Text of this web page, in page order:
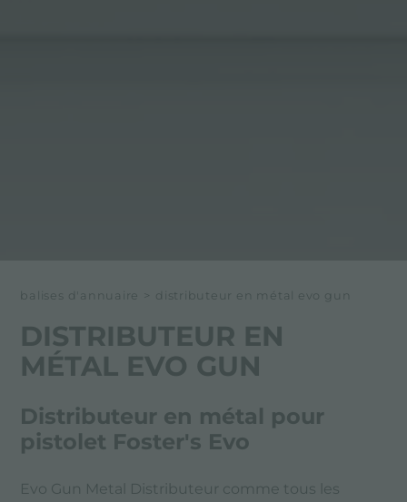
balises d'annuaire > distributeur en métal evo gun
DISTRIBUTEUR EN
MÉTAL EVO GUN
Distributeur en métal pour
pistolet Foster's Evo
Evo Gun Metal Distributeur comme tous les